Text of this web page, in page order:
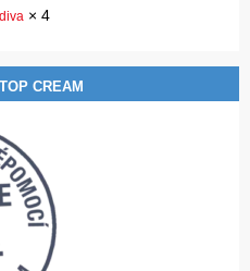
× 4
CREAM